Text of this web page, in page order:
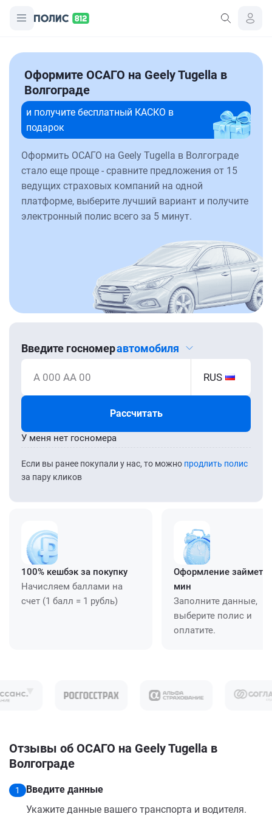
Оформите ОСАГО на Geely Tugella в
Волгограде
и получите бесплатный КАСКО в
подарок
Оформить ОСАГО на Geely Tugella в Волгограде
стало еще проще - сравните предложения от 15
ведущих страховых компаний на одной
платформе, выберите лучший вариант и получите
электронный полис всего за 5 минут.
Введите госномеравтомобиля
А 000 АА 00 RUS
Рассчитать
Если вы ранее покупали у нас, то можно продлить полис
за пару кликов
У меня нет госномера
100% кешбэк за покупку
Начисляем баллами на
счет (1 балл = 1 рубль)
Оформление займет
мин
Заполните данные,
выберите полис и
оплатите.
Отзывы об ОСАГО на Geely Tugella в
Волгограде
1
Введите данные
Укажите данные вашего транспорта и водителя.